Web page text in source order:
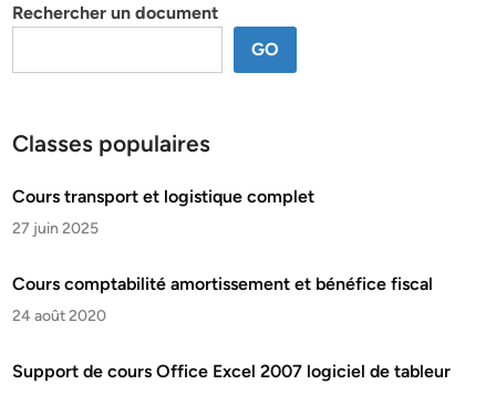
Rechercher un document
GO
Classes populaires
Cours transport et logistique complet
27 juin 2025
Cours comptabilité amortissement et bénéfice fiscal
24 août 2020
Support de cours Office Excel 2007 logiciel de tableur